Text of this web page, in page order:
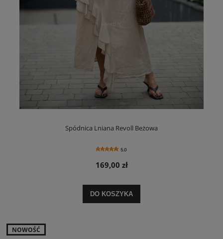
Spódnica Lniana Revoll Beżowa
5.0
169,00 zł
DO KOSZYKA
NOWOŚĆ